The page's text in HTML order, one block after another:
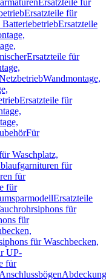
Ersatzteile für
Ersatzteile für
BatteriebetriebErsatzteile
Ersatzteile für
Wandmontage,
Ersatzteile für
Für
Waschplatz,
für
für
für
Ersatzteile
für
für
für Waschbecken,
UP-
für
Anschlussbögen